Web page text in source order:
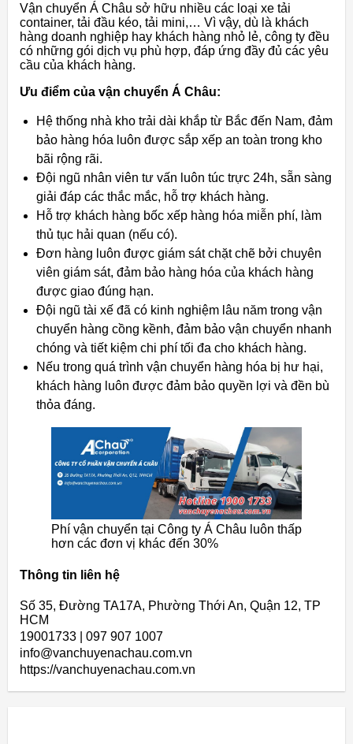
Vận chuyển Á Châu sở hữu nhiều các loại xe tải
container, tải đầu kéo, tải mini,… Vì vậy, dù là khách
hàng doanh nghiệp hay khách hàng nhỏ lẻ, công ty đều
có những gói dịch vụ phù hợp, đáp ứng đầy đủ các yêu
cầu của khách hàng.
Ưu điểm của vận chuyển Á Châu:
Hệ thống nhà kho trải dài khắp từ Bắc đến Nam, đảm
bảo hàng hóa luôn được sắp xếp an toàn trong kho
bãi rộng rãi.
Đội ngũ nhân viên tư vấn luôn túc trực 24h, sẵn sàng
giải đáp các thắc mắc, hỗ trợ khách hàng.
Hỗ trợ khách hàng bốc xếp hàng hóa miễn phí, làm
thủ tục hải quan (nếu có).
Đơn hàng luôn được giám sát chặt chẽ bởi chuyên
viên giám sát, đảm bảo hàng hóa của khách hàng
được giao đúng hạn.
Đội ngũ tài xế đã có kinh nghiệm lâu năm trong vận
chuyển hàng cồng kềnh, đảm bảo vận chuyển nhanh
chóng và tiết kiệm chi phí tối đa cho khách hàng.
Nếu trong quá trình vận chuyển hàng hóa bị hư hại,
khách hàng luôn được đảm bảo quyền lợi và đền bù
thỏa đáng.
Phí vận chuyển tại Công ty Á Châu luôn thấp
hơn các đơn vị khác đến 30%
Thông tin liên hệ
Số 35, Đường TA17A, Phường Thới An, Quận 12, TP
HCM
19001733 | 097 907 1007
info@vanchuyenachau.com.vn
https://vanchuyenachau.com.vn